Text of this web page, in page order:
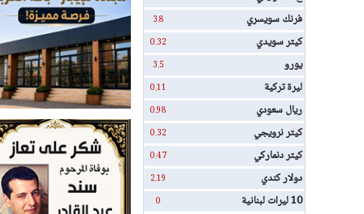
فرنك سويسري 3.8
كيتر سويدي 0.32
يورو 3.5
ليرة تركية 0.11
ريال سعودي 0.98
كيتر نرويجي 0.32
كيتر دنماركي 0.47
دولار كندي 2.19
10 ليرات لبنانية 0